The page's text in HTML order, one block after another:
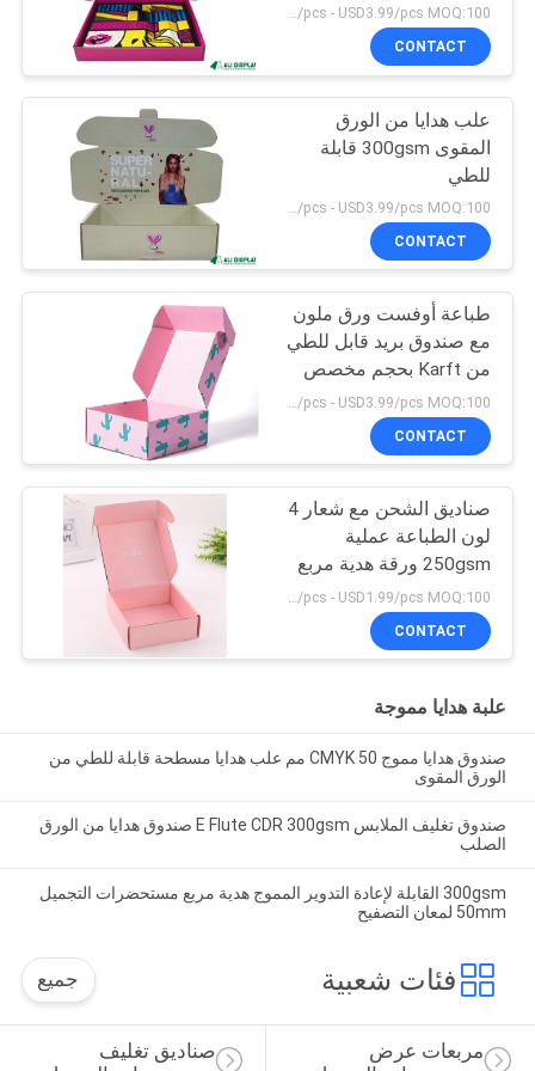
USD0.69/pcs - USD3.99/pcs MOQ:100 قطعة
CONTACT
علب هدايا من الورق
المقوى 300gsm قابلة
للطي
USD0.69/pcs - USD3.99/pcs MOQ:100 قطعة
CONTACT
طباعة أوفست ورق ملون
مع صندوق بريد قابل للطي
من Karft بحجم مخصص
للسلع اليومية
USD0.69/pcs - USD3.99/pcs MOQ:100 قطعة
CONTACT
صناديق الشحن مع شعار 4
لون الطباعة عملية
250gsm ورقة هدية مربع
CONTACT
علبة هدايا مموجة
صندوق هدايا مموج CMYK 50 مم علب هدايا مسطحة قابلة للطي من
الورق المقوى
صندوق تغليف الملابس E Flute CDR 300gsm صندوق هدايا من الورق
الصلب
300gsm القابلة لإعادة التدوير المموج هدية مربع مستحضرات التجميل
50mm لمعان التصفيح
فئات شعبية جميع
صناديق تغليف
مربعات عرض